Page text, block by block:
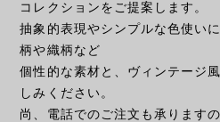
コレクションをご提案します。
抽象的表現やシンプルな色使い
柄や織柄など
個性的な素材と、ヴィンテージ
しみください。
尚、電話でのご注文も承ります